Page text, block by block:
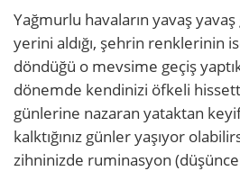
Yağmurlu havaların yavaş
yerini aldığı, şehrin renklerinin
döndüğü o mevsime geçiş
dönemde kendinizi öfkeli
günlerine nazaran yataktan
kalktığınız günler yaşıyor
zihninizde ruminasyon